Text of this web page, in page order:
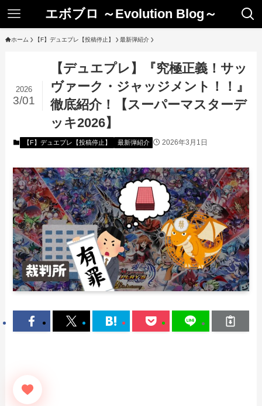
エボブロ ～Evolution Blog～
ホーム 【F】デュエプレ【投稿停止】 最新弾紹介
【デュエプレ】『究極正義！サッ
ヴァーク・ジャッジメント！！』
徹底紹介！【スーパーマスターデ
ッキ2026】
2026
3/01
【F】デュエプレ【投稿停止】 最新弾紹介 2026年3月1日